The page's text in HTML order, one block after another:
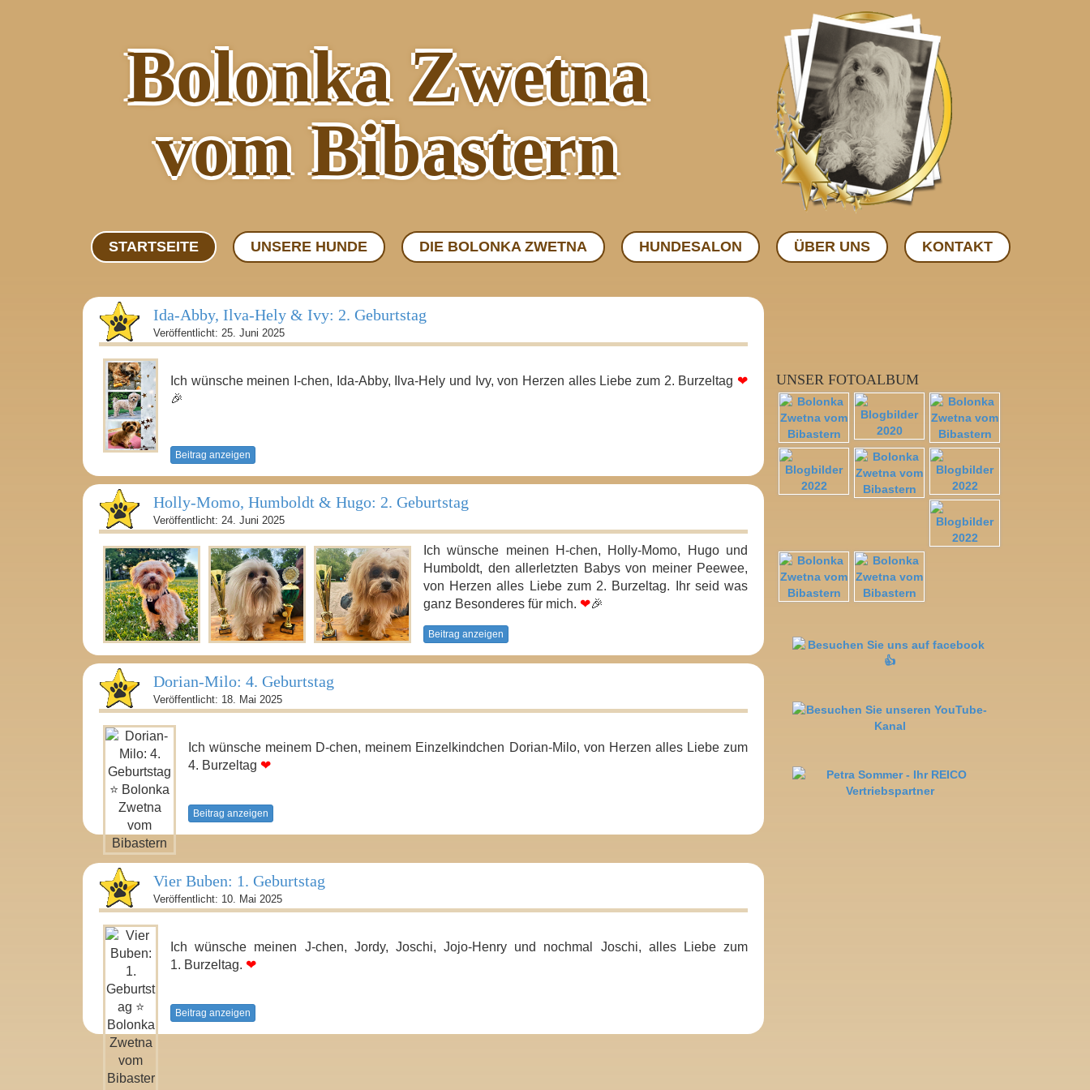
Bolonka Zwetna
vom Bibastern
STARTSEITE UNSERE HUNDE DIE BOLONKA ZWETNA HUNDESALON ÜBER UNS KONTAKT
Ida-Abby, Ilva-Hely & Ivy: 2. Geburtstag
Veröffentlicht: 25. Juni 2025
Ich wünsche meinen I-chen, Ida-Abby, Ilva-Hely und Ivy, von Herzen alles Liebe zum 2. Burzeltag ❤
🎉
Beitrag anzeigen
Holly-Momo, Humboldt & Hugo: 2. Geburtstag
Veröffentlicht: 24. Juni 2025
Ich wünsche meinen H-chen, Holly-Momo, Hugo und
Humboldt, den allerletzten Babys von meiner Peewee,
von Herzen alles Liebe zum 2. Burzeltag. Ihr seid was
ganz Besonderes für mich. ❤🎉
Beitrag anzeigen
Dorian-Milo: 4. Geburtstag
Veröffentlicht: 18. Mai 2025
Ich wünsche meinem D-chen, meinem Einzelkindchen Dorian-Milo, von Herzen alles Liebe zum
4. Burzeltag ❤
Beitrag anzeigen
Vier Buben: 1. Geburtstag
Veröffentlicht: 10. Mai 2025
Ich wünsche meinen J-chen, Jordy, Joschi, Jojo-Henry und nochmal Joschi, alles Liebe zum
1. Burzeltag. ❤
Beitrag anzeigen
UNSER FOTOALBUM